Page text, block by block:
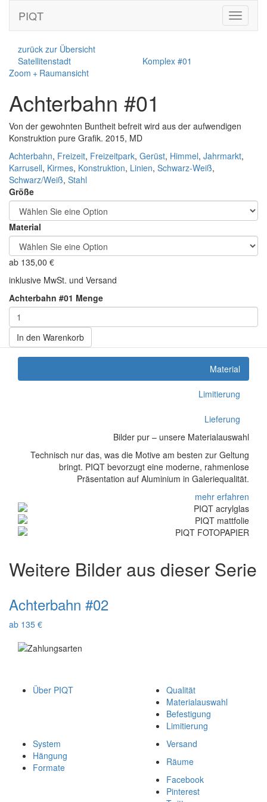
Toggle
PIQT
zurück zur Übersicht
Satellitenstadt
Komplex #01
Zoom + Raumansicht
Achterbahn #01
Von der gewohnten Buntheit befreit wird aus der aufwendigen
Konstruktion pure Grafik. 2015, MD
Achterbahn, Freizeit, Freizeitpark, Gerüst, Himmel, Jahrmarkt,
Karrusell, Kirmes, Konstruktion, Linien, Schwarz-Weiß,
Schwarz/Weiß, Stahl
Größe
Material
ab 135,00 €
inklusive MwSt. und Versand
Achterbahn #01 Menge
In den Warenkorb
Material
Limitierung
Lieferung
Bilder pur – unsere Materialauswahl
Technisch nur das, was die Motive am besten zur Geltung
bringt. PIQT bevorzugt eine moderne, rahmenlose
Präsentation auf Aluminium in Galeriequalität.
mehr erfahren
Weitere Bilder aus dieser Serie
Achterbahn #02
ab 135 €
Über PIQT
Qualität
Materialauswahl
Befestigung
Limitierung
System
Hängung
Formate
Versand
Räume
Facebook
Pinterest